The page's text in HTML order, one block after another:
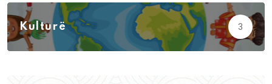
Kulturë 3